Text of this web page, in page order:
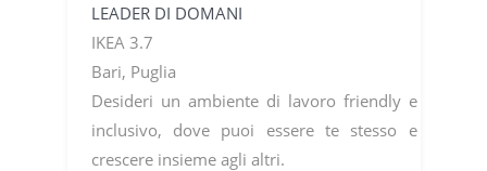
LEADER DI DOMANI
IKEA 3.7
Bari, Puglia
Desideri un ambiente di lavoro friendly e
inclusivo, dove puoi essere te stesso e
crescere insieme agli altri.